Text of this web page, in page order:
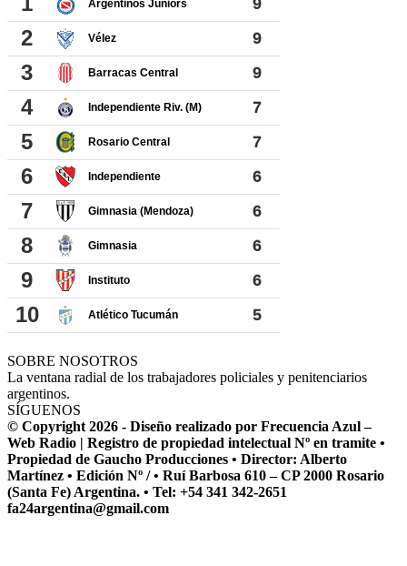
SOBRE NOSOTROS
La ventana radial de los trabajadores policiales y penitenciarios
argentinos.
SÍGUENOS
© Copyright 2026 - Diseño realizado por Frecuencia Azul –
Web Radio | Registro de propiedad intelectual Nº en tramite •
Propiedad de Gaucho Producciones • Director: Alberto
Martínez • Edición Nº / • Ruí Barbosa 610 – CP 2000 Rosario
(Santa Fe) Argentina. • Tel: +54 341 342-2651
fa24argentina@gmail.com